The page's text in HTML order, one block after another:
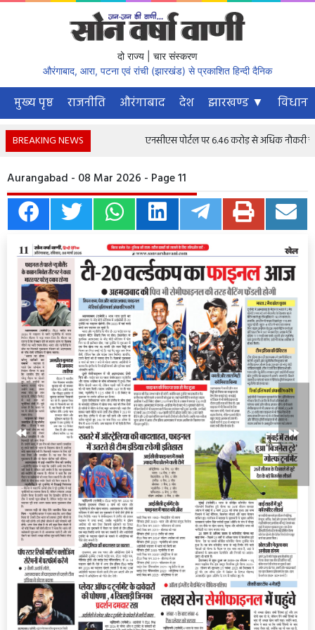
दो राज्य | चार संस्करण
औरंगाबाद, आरा, पटना एवं रांची (झारखंड) से प्रकाशित हिन्दी दैनिक
मुख्य पृष्ठ राजनीति औरंगाबाद देश झारखण्ड ▼
BREAKING NEWS एनसीएस पोर्टल पर 6.46 करोड़ से अधिक नौकरी
Aurangabad - 08 Mar 2026 - Page 11